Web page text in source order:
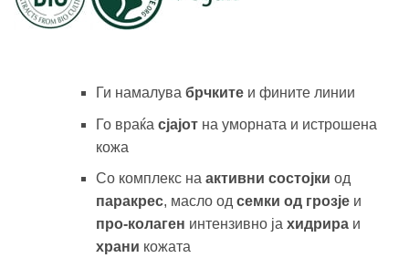
Ги намалува брчкитеи фините линии
Го враќа сјајотна уморната и истрошена
кожа
Со комплекс на активни состојки од
паракрес, масло од семки од грозјеи
про-колаген интензивно ја хидрираи
храни кожата